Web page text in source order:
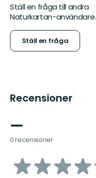
Ställ en fråga till andra
Naturkartan-användare.
Ställ en fråga
Recensioner
—
0 recensioner
av